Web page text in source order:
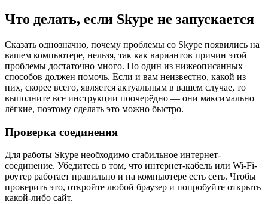
Что делать, если Skype не запускается
Сказать однозначно, почему проблемы со Skype появились на
вашем компьютере, нельзя, так как вариантов причин этой
проблемы достаточно много. Но один из нижеописанных
способов должен помочь. Если и вам неизвестно, какой из
них, скорее всего, является актуальным в вашем случае, то
выполните все инструкции поочерёдно — они максимально
лёгкие, поэтому сделать это можно быстро.
Проверка соединения
Для работы Skype необходимо стабильное интернет-
соединение. Убедитесь в том, что интернет-кабель или Wi-Fi-
роутер работает правильно и на компьютере есть сеть. Чтобы
проверить это, откройте любой браузер и попробуйте открыть
какой-либо сайт.